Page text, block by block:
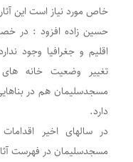
خاص مورد نیاز است این
حسین زاده افزود : در
اقلیم و جغرافیا وجود
تغییر وضعیت خانه
مسجدسلیمان هم در
دارد.
در سالهای اخیر
مسجدسلیمان در فهرست